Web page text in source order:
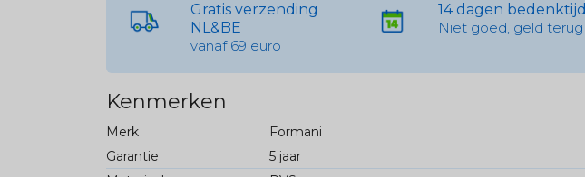
Gratis verzending
NL&BE
vanaf 69 euro
14 dagen bedenktijd
Niet goed, geld terug
Kenmerken
Merk
Formani
Garantie
5 jaar